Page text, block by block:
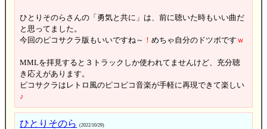
ひとりそのらさんの「勇気と共に」は、前に聴いた時もいい曲だ
と思ってました。
今回のピコサクラ版もいいですね～ ！ めちゃ自分のドツボです ｗ
MMLを拝見すると３トラックしか使われてませんけど、充分聴
き応えがあります。
ピコサクラはレトロ風のピコピコ音楽が手軽に再現できて楽しい
♪
ひとりそのら (2022/10/29)